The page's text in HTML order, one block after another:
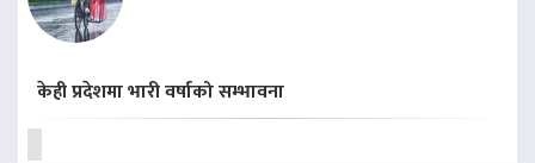
केही प्रदेशमा भारी वर्षाको सम्भावना